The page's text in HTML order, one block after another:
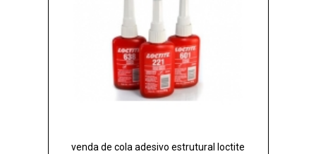
venda de cola adesivo estrutural loctite